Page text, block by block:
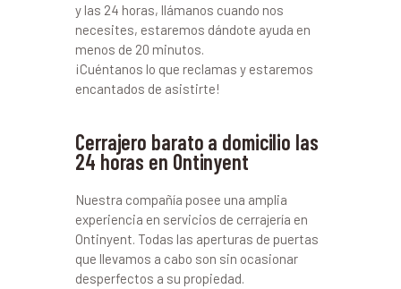
y las 24 horas, llámanos cuando nos
necesites, estaremos dándote ayuda en
menos de 20 minutos.
¡Cuéntanos lo que reclamas y estaremos
encantados de asistirte!
Cerrajero barato a domicilio las
24 horas en Ontinyent
Nuestra compañía posee una amplia
experiencia en servicios de cerrajería en
Ontinyent. Todas las aperturas de puertas
que llevamos a cabo son sin ocasionar
desperfectos a su propiedad.